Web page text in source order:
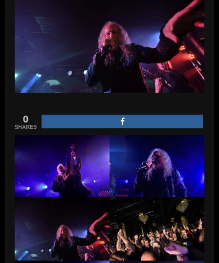
0
SHARES